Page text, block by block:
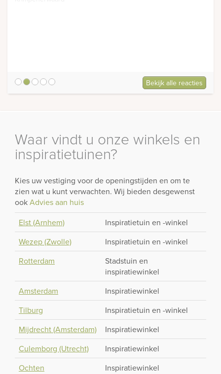
Bekijk alle reacties
Waar vindt u onze winkels en
inspiratietuinen?
Kies uw vestiging voor de openingstijden en om te
zien wat u kunt verwachten. Wij bieden desgewenst
ookAdvies aan huis
Elst (Arnhem)
Inspiratietuin en -winkel
Wezep (Zwolle)
Inspiratietuin en -winkel
Rotterdam
Stadstuin en
inspiratiewinkel
Amsterdam
Inspiratiewinkel
Tilburg
Inspiratietuin en -winkel
Mijdrecht (Amsterdam)
Inspiratiewinkel
Culemborg (Utrecht)
Inspiratiewinkel
Ochten
Inspiratiewinkel